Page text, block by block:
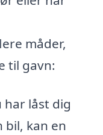
måder,
til gavn:
har låst dig
bil, kan en